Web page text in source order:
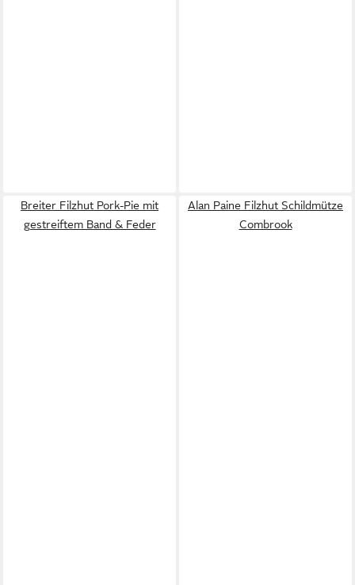
Breiter Filzhut Pork-Pie mit
gestreiftem Band & Feder
Alan Paine Filzhut Schildmütze
Combrook